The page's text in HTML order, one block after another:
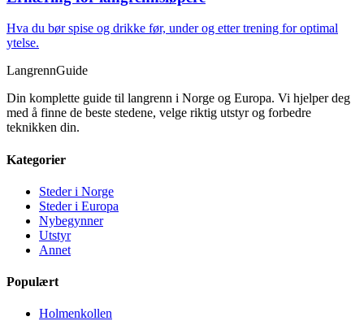
Hva du bør spise og drikke før, under og etter trening for optimal
ytelse.
LangrennGuide
Din komplette guide til langrenn i Norge og Europa. Vi hjelper deg
med å finne de beste stedene, velge riktig utstyr og forbedre
teknikken din.
Kategorier
Steder i Norge
Steder i Europa
Nybegynner
Utstyr
Annet
Populært
Holmenkollen